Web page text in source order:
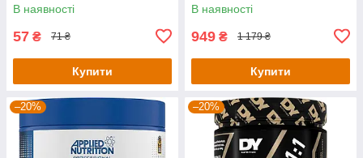
В наявності
57 ₴ 71 ₴
Купити
В наявності
949 ₴ 1 179 ₴
Купити
–20% –20%